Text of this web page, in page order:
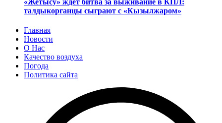
талдыкорганцы сыграют с «Кызылжаром»
Главная
Новости
О Нас
Качество воздуха
Погода
Политика сайта